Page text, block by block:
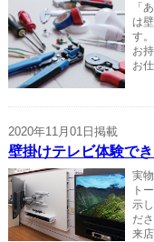
「
は
す
お
お
2020年11月01日掲載
壁掛けテレビ体験で
実
ト
示
だ
来